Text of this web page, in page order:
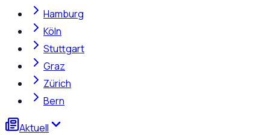
Hamburg
Köln
Stuttgart
Graz
Zürich
Bern
Aktuell